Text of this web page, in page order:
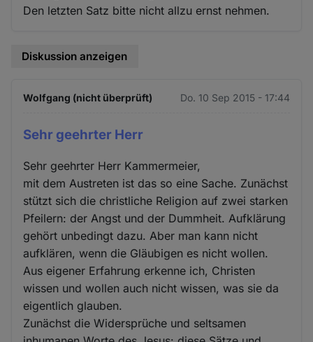
Den letzten Satz bitte nicht allzu ernst nehmen.
Diskussion anzeigen
Wolfgang (nicht überprüft) Do. 10 Sep 2015 - 17:44
Sehr geehrter Herr
Sehr geehrter Herr Kammermeier,
mit dem Austreten ist das so eine Sache. Zunächst
stützt sich die christliche Religion auf zwei starken
Pfeilern: der Angst und der Dummheit. Aufklärung
gehört unbedingt dazu. Aber man kann nicht
aufklären, wenn die Gläubigen es nicht wollen.
Aus eigener Erfahrung erkenne ich, Christen
wissen und wollen auch nicht wissen, was sie da
eigentlich glauben.
Zunächst die Widersprüche und seltsamen